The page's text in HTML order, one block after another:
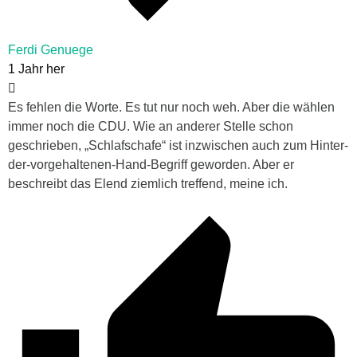
Ferdi Genuege
1 Jahr her
Es fehlen die Worte. Es tut nur noch weh. Aber die wählen
immer noch die CDU. Wie an anderer Stelle schon
geschrieben, „Schlafschafe“ ist inzwischen auch zum Hinter-
der-vorgehaltenen-Hand-Begriff geworden. Aber er
beschreibt das Elend ziemlich treffend, meine ich.